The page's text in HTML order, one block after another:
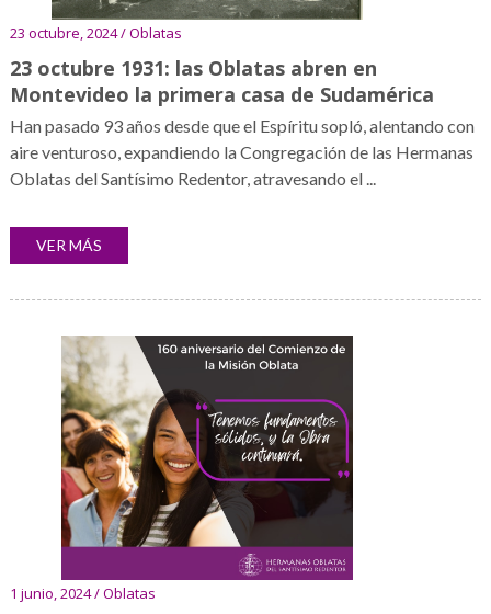
23 octubre, 2024 / Oblatas
23 octubre 1931: las Oblatas abren en
Montevideo la primera casa de Sudamérica
Han pasado 93 años desde que el Espíritu sopló, alentando con
aire venturoso, expandiendo la Congregación de las Hermanas
Oblatas del Santísimo Redentor, atravesando el ...
VER MÁS
1 junio, 2024 / Oblatas